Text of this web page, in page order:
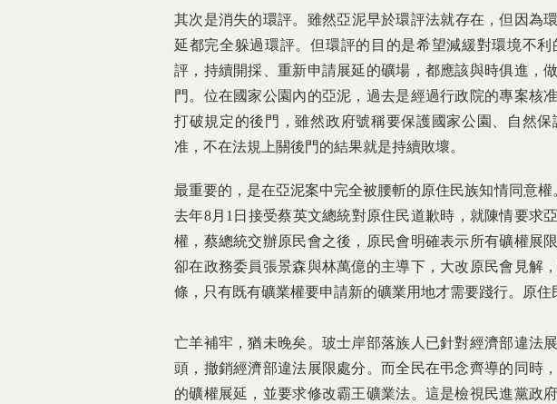
其次是消失的環評。雖然亞泥早於環評法就存在，但因為
延都完全躲過環評。但環評的目的是希望減緩對環境不
評，持續開採、重新申請展延的礦場，都應該與時俱進，
門。位在國家公園內的亞泥，過去是經過行政院的專案核
打破規定的後門，雖然政府號稱要保護國家公園、自然
准，不在法規上關後門的結果就是持續敗壞。
最重要的，是在亞泥案中完全被腰斬的原住民族知情同意
去年8月1日接受蔡英文總統對原住民道歉時，就陳情要求
權，蔡總統交辦原民會之後，原民會明確表示所有礦權展
卻在政務委員張景森與林萬億的主導下，大改原民會見解
條，只有既有礦業權要申請新的礦業用地才需要踐行。原住
亡羊補牢，猶未晚矣。玻士岸部落族人已針對經濟部違法
頭，撤銷經濟部違法展限處分。而全民在弔念齊導的同時
的礦權展延，並要求修改霸王礦業法。這是檢視民進黨政